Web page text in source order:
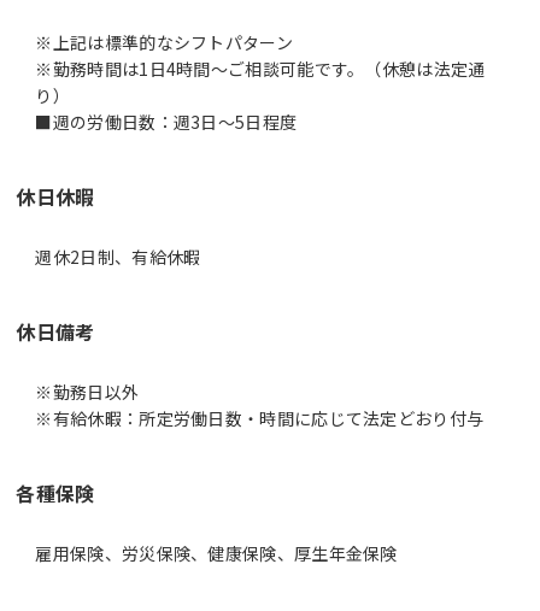
※上記は標準的なシフトパターン
※勤務時間は1日4時間～ご相談可能です。（休憩は法定通
り）
休日休暇
週休2日制、有給休暇
休日備考
※勤務日以外
※有給休暇：所定労働日数・時間に応じて法定どおり付与
各種保険
雇用保険、労災保険、健康保険、厚生年金保険